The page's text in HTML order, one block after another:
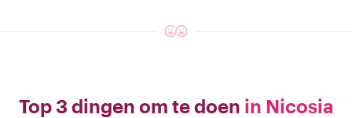
Top 3 dingen om te doen in Nicosia